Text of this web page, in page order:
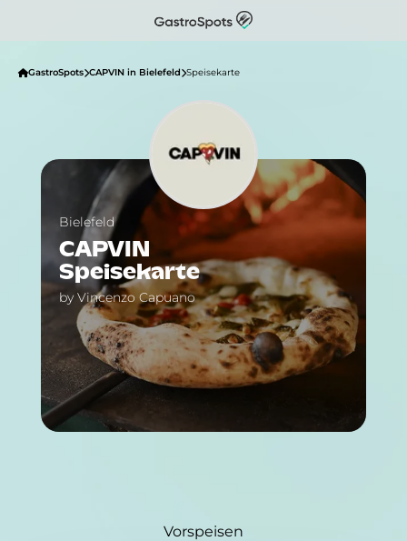
GastroSpots CAPVIN in Bielefeld Speisekarte
Bielefeld
CAPVIN
Speisekarte
by Vincenzo Capuano
Vorspeisen